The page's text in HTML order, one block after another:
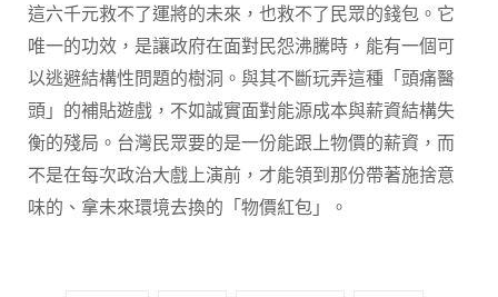
這六千元救不了運將的未來，也救不了民眾的錢包。它
唯一的功效，是讓政府在面對民怨沸騰時，能有一個可
以逃避結構性問題的樹洞。與其不斷玩弄這種「頭痛醫
頭」的補貼遊戲，不如誠實面對能源成本與薪資結構失
衡的殘局。台灣民眾要的是一份能跟上物價的薪資，而
不是在每次政治大戲上演前，才能領到那份帶著施捨意
味的、拿未來環境去換的「物價紅包」。